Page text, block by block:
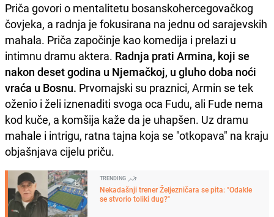
Priča govori o mentalitetu bosanskohercegovačkog
čovjeka, a radnja je fokusirana na jednu od sarajevskih
mahala. Priča započinje kao komedija i prelazi u
intimnu dramu aktera. Radnja prati Armina, koji se
nakon deset godina u Njemačkoj, u gluho doba noći
vraća u Bosnu. Prvomajski su praznici, Armin se tek
oženio i želi iznenaditi svoga oca Fudu, ali Fude nema
kod kuče, a komšija kaže da je uhapšen. Uz dramu
mahale i intrigu, ratna tajna koja se "otkopava" na kraju
objašnjava cijelu priču.
TRENDING
Nekadašnji trener Željezničara se pita: "Odakle
se stvorio toliki dug?"